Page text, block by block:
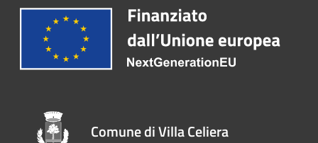
Comune di Villa Celiera